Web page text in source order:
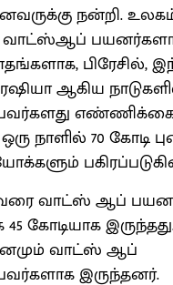
நன்றி. உலகம்
வாட்ஸ்ஆப்
பிரேசில்,
ஆகிய
எண்ணிக்கை
நாளில் 70 கோடி
வரை வாட்ஸ் ஆப்
கோடியாக இருந்தது.
வாட்ஸ் ஆப்
இருந்தனர்.